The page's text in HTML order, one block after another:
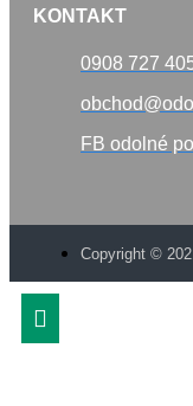
KONTAKT
0908 727
FB odolné
Copyright ©